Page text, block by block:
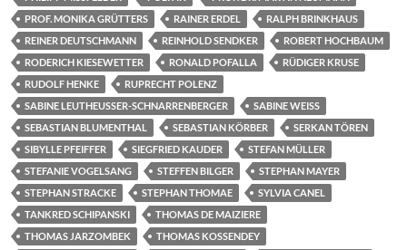
PROF. MONIKA GRÜTTERS
RAINER ERDEL
RALPH BRINKHAUS
REINER DEUTSCHMANN
REINHOLD SENDKER
ROBERT HOCHBAUM
RODERICH KIESEWETTER
RONALD POFALLA
RÜDIGER KRUSE
RUDOLF HENKE
RUPRECHT POLENZ
SABINE LEUTHEUSSER-SCHNARRENBERGER
SABINE WEISS
SEBASTIAN BLUMENTHAL
SEBASTIAN KÖRBER
SERKAN TÖREN
SIBYLLE PFEIFFER
SIEGFRIED KAUDER
STEFAN MÜLLER
STEFANIE VOGELSANG
STEFFEN BILGER
STEPHAN MAYER
STEPHAN STRACKE
STEPHAN THOMAE
SYLVIA CANEL
TANKRED SCHIPANSKI
THOMAS DE MAIZIERE
THOMAS JARZOMBEK
THOMAS KOSSENDEY